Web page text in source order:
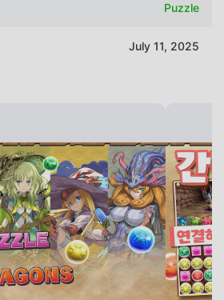
Puzzle
July 11, 2025